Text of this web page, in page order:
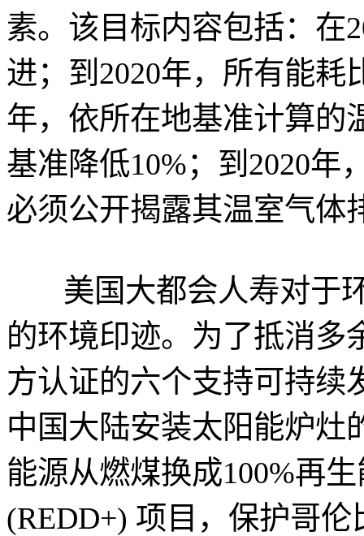
素。该目标内容包括：在
进；到2020年，所有能耗
年，依所在地基准计算的
基准降低10%；到2020年
必须公开揭露其温室气体
美国大都会人寿对于环
的环境印迹。为了抵消多
方认证的六个支持可持续
中国大陆安装太阳能炉灶
能源从燃煤换成100%再
(REDD+) 项目，保护哥